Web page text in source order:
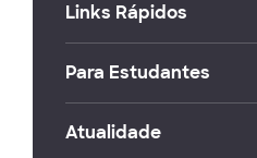
Links Rápidos
Para Estudantes
Atualidade